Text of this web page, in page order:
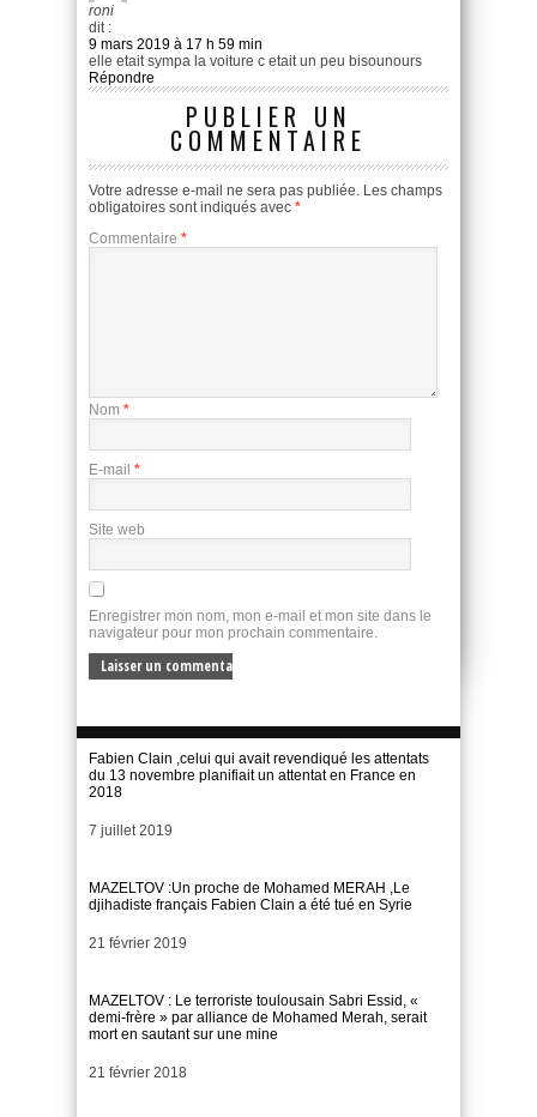
roni
dit :
9 mars 2019 à 17 h 59 min
elle etait sympa la voiture c etait un peu bisounours
Répondre
PUBLIER UN
COMMENTAIRE
Votre adresse e-mail ne sera pas publiée. Les champs
obligatoires sont indiqués avec *
Commentaire *
Nom *
E-mail *
Site web
Enregistrer mon nom, mon e-mail et mon site dans le
navigateur pour mon prochain commentaire.
Fabien Clain ,celui qui avait revendiqué les attentats
du 13 novembre planifiait un attentat en France en
2018
Date
7 juillet 2019
MAZELTOV :Un proche de Mohamed MERAH ,Le
djihadiste français Fabien Clain a été tué en Syrie
Date
21 février 2019
MAZELTOV : Le terroriste toulousain Sabri Essid, «
demi-frère » par alliance de Mohamed Merah, serait
mort en sautant sur une mine
Date
21 février 2018